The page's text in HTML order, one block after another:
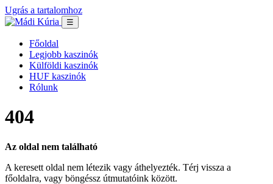
Ugrás a tartalomhoz
☰
Főoldal
Legjobb kaszinók
Külföldi kaszinók
HUF kaszinók
Rólunk
404
Az oldal nem található
A keresett oldal nem létezik vagy áthelyezték. Térj vissza a
főoldalra, vagy böngéssz útmutatóink között.